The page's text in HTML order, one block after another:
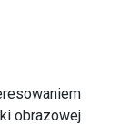
obrazowej